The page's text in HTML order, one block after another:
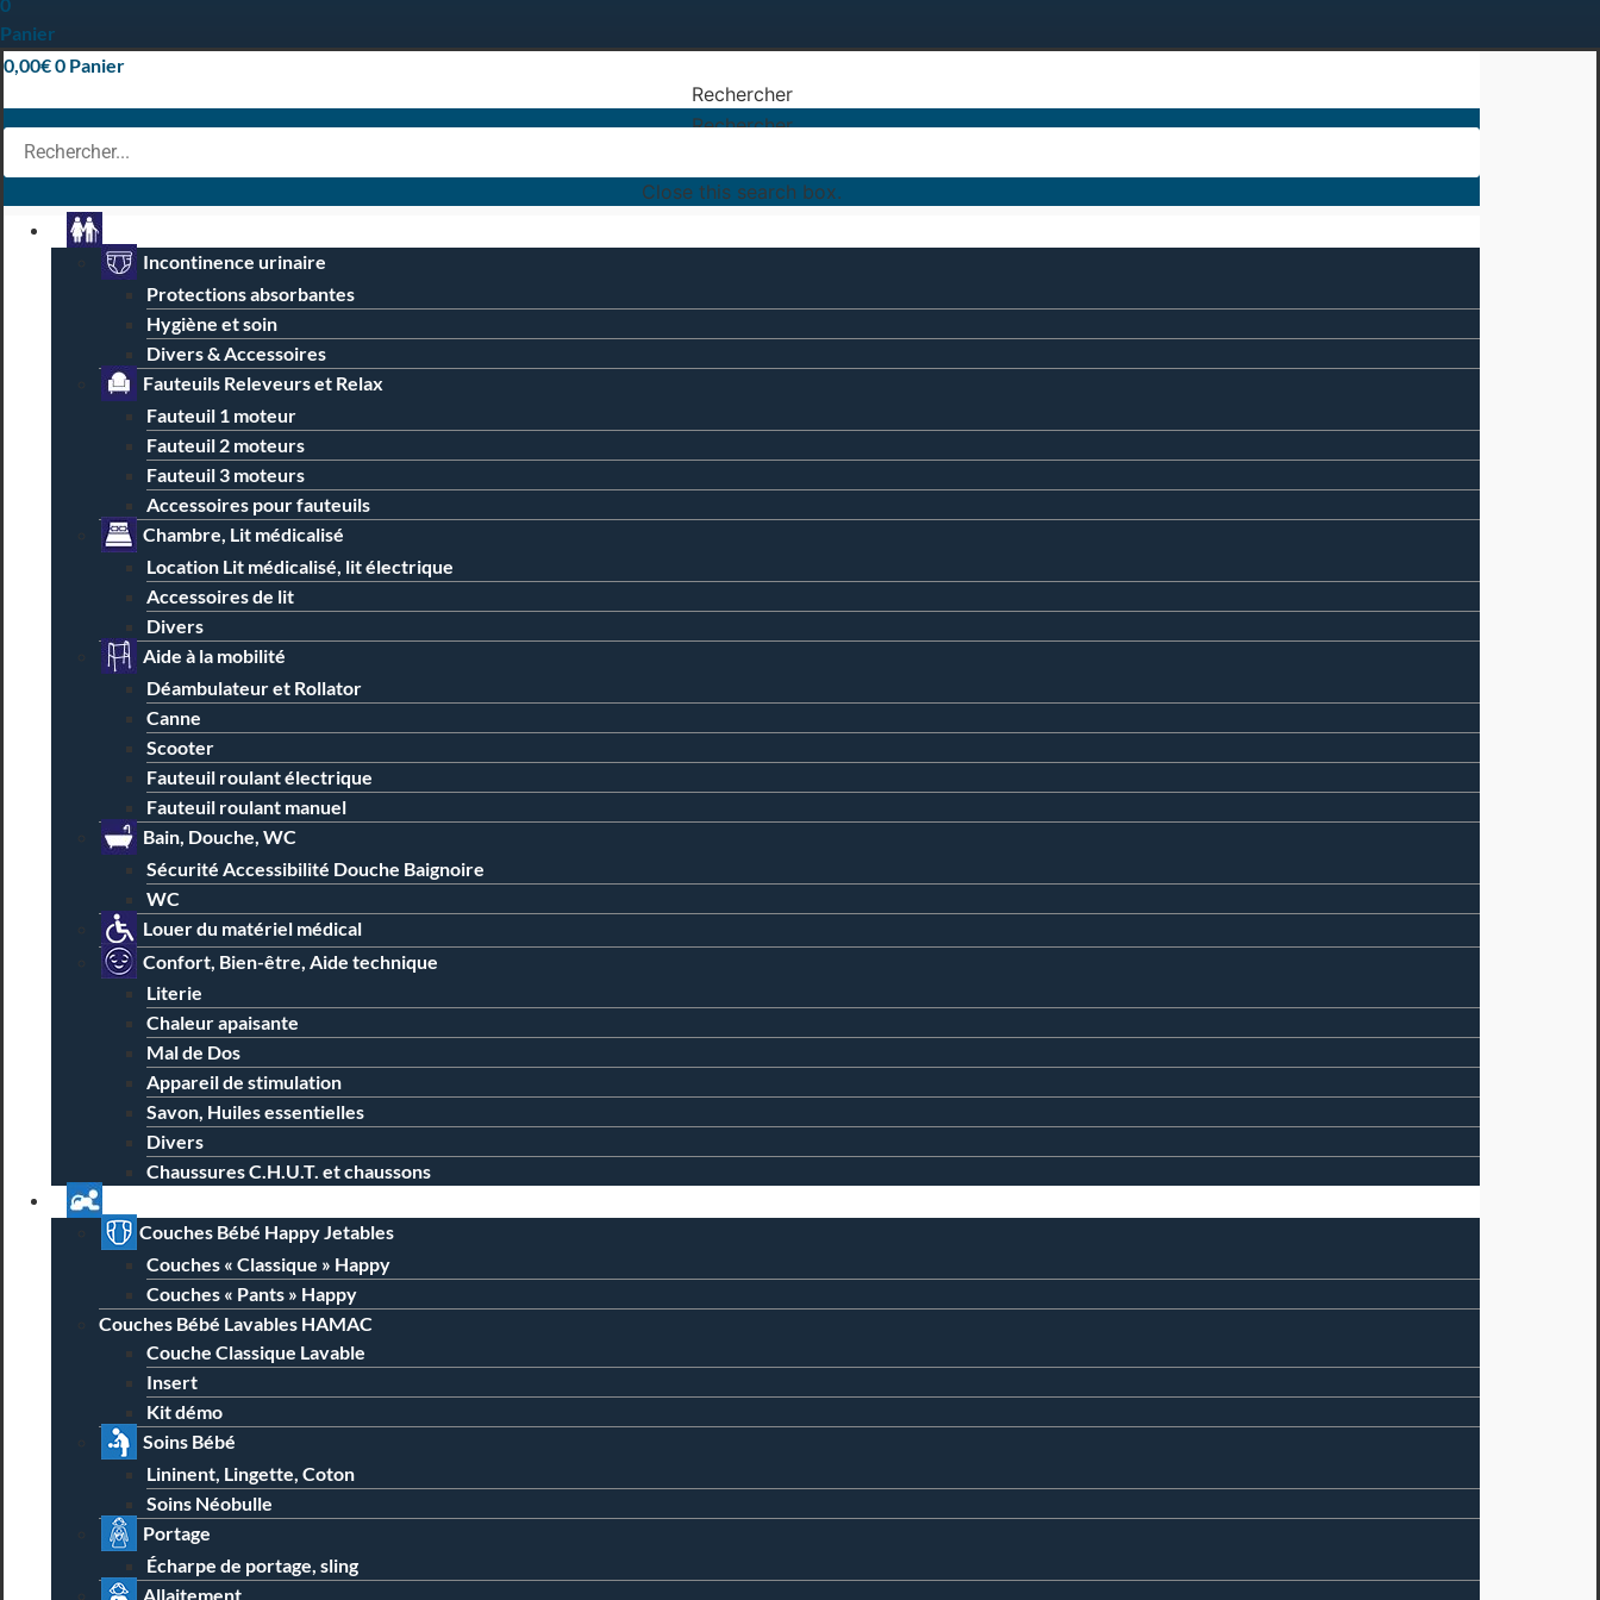
Panier
0,00€0 Panier
Rechercher
Rechercher
Close this search box.
Incontinence urinaire
Protections absorbantes
Hygiène et soin
Divers & Accessoires
Fauteuils Releveurs et Relax
Fauteuil 1 moteur
Fauteuil 2 moteurs
Fauteuil 3 moteurs
Accessoires pour fauteuils
Chambre, Lit médicalisé
Location Lit médicalisé, lit électrique
Accessoires de lit
Divers
Aide à la mobilité
Déambulateur et Rollator
Canne
Scooter
Fauteuil roulant électrique
Fauteuil roulant manuel
Bain, Douche, WC
Sécurité Accessibilité Douche Baignoire
WC
Louer du matériel médical
Confort, Bien-être, Aide technique
Literie
Chaleur apaisante
Mal de Dos
Appareil de stimulation
Savon, Huiles essentielles
Divers
Chaussures C.H.U.T. et chaussons
Couches Bébé Happy Jetables
Couches « Classique » Happy
Couches « Pants » Happy
Couches Bébé Lavables HAMAC
Couche Classique Lavable
Insert
Kit démo
Soins Bébé
Lininent, Lingette, Coton
Soins Néobulle
Portage
Écharpe de portage, sling
Allaitement